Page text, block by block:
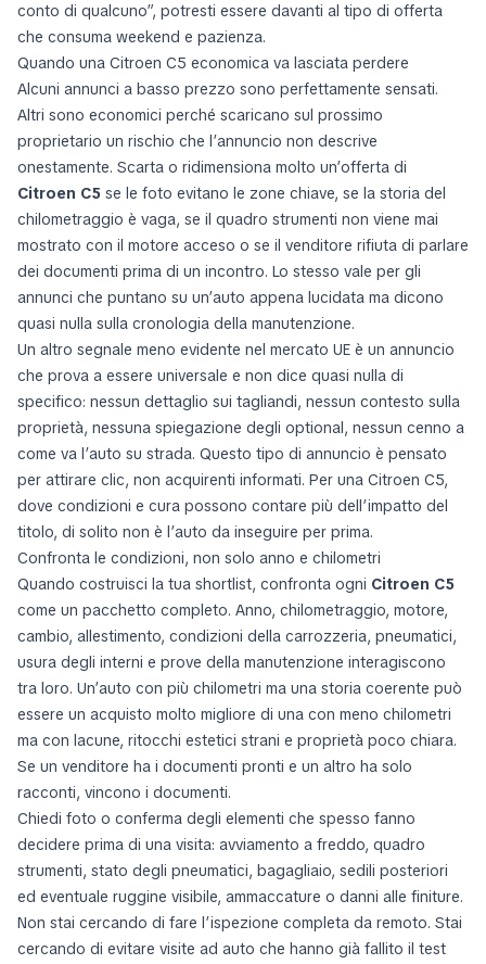
conto di qualcuno”, potresti essere davanti al tipo di offerta
che consuma weekend e pazienza.
Quando una Citroen C5 economica va lasciata perdere
Alcuni annunci a basso prezzo sono perfettamente sensati.
Altri sono economici perché scaricano sul prossimo
proprietario un rischio che l’annuncio non descrive
onestamente. Scarta o ridimensiona molto un’offerta di
Citroen C5 se le foto evitano le zone chiave, se la storia del
chilometraggio è vaga, se il quadro strumenti non viene mai
mostrato con il motore acceso o se il venditore rifiuta di parlare
dei documenti prima di un incontro. Lo stesso vale per gli
annunci che puntano su un’auto appena lucidata ma dicono
quasi nulla sulla cronologia della manutenzione.
Un altro segnale meno evidente nel mercato UE è un annuncio
che prova a essere universale e non dice quasi nulla di
specifico: nessun dettaglio sui tagliandi, nessun contesto sulla
proprietà, nessuna spiegazione degli optional, nessun cenno a
come va l’auto su strada. Questo tipo di annuncio è pensato
per attirare clic, non acquirenti informati. Per una Citroen C5,
dove condizioni e cura possono contare più dell’impatto del
titolo, di solito non è l’auto da inseguire per prima.
Confronta le condizioni, non solo anno e chilometri
Quando costruisci la tua shortlist, confronta ogni Citroen C5
come un pacchetto completo. Anno, chilometraggio, motore,
cambio, allestimento, condizioni della carrozzeria, pneumatici,
usura degli interni e prove della manutenzione interagiscono
tra loro. Un’auto con più chilometri ma una storia coerente può
essere un acquisto molto migliore di una con meno chilometri
ma con lacune, ritocchi estetici strani e proprietà poco chiara.
Se un venditore ha i documenti pronti e un altro ha solo
racconti, vincono i documenti.
Chiedi foto o conferma degli elementi che spesso fanno
decidere prima di una visita: avviamento a freddo, quadro
strumenti, stato degli pneumatici, bagagliaio, sedili posteriori
ed eventuale ruggine visibile, ammaccature o danni alle finiture.
Non stai cercando di fare l’ispezione completa da remoto. Stai
cercando di evitare visite ad auto che hanno già fallito il test